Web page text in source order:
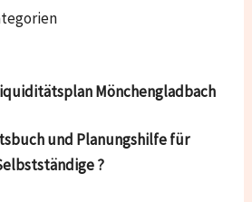
Mönchengladbach
und Planungshilfe für
?